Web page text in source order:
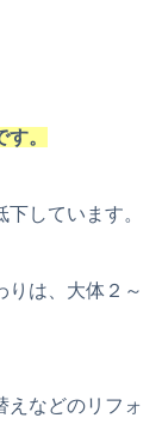
。
しています。
りは、大体２～
えなどのリフォ